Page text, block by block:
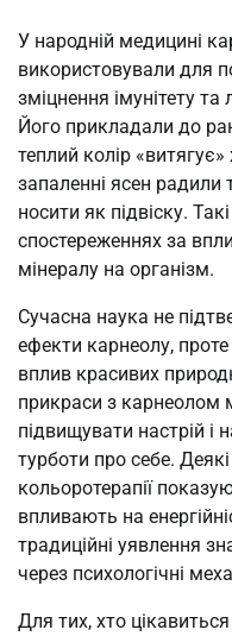
У народній медицині
використовували для
зміцнення імунітету
Його прикладали до
теплий колір
запаленні ясен радили
носити як підвіску.
спостереженнях за
мінералу на організм.
Сучасна наука не
ефекти карнеолу,
вплив красивих
прикраси з карнеолом
підвищувати настрій і
турботи про себе.
кольоротерапії
впливають на
традиційні уявлення
через психологічні
Для тих, хто